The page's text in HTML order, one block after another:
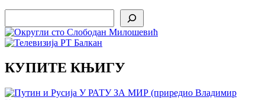
КУПИТЕ КЊИГУ